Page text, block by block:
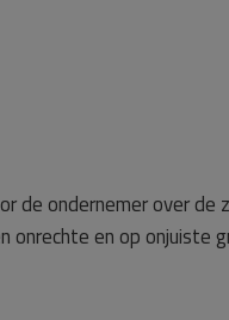
ondernemer over de
en op onjuiste